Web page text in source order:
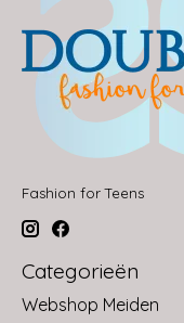
Fashion for Teens
Categorieën
Webshop Meiden